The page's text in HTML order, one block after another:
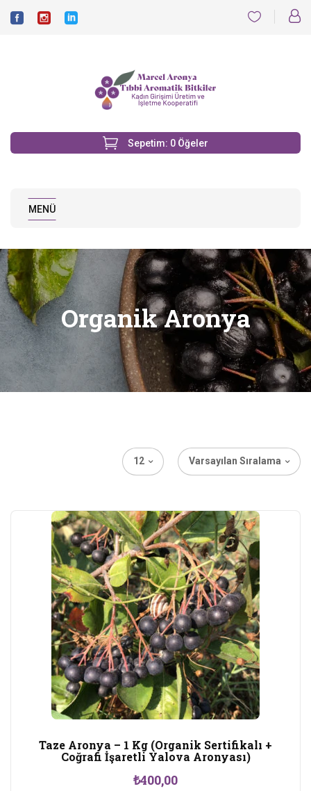
Sepetim: 0 Öğeler
MENÜ
Organik Aronya
Varsayılan Sıralama
12
Taze Aronya – 1 Kg (Organik Sertifikalı +
Coğrafi İşaretli Yalova Aronyası)
₺400,00